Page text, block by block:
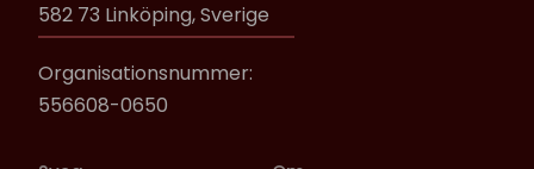
582 73 Linköping, Sverige
Organisationsnummer:
556608-0650